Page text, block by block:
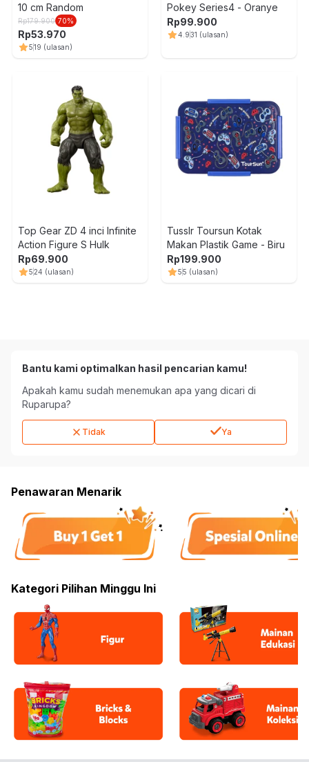
10 cm Random
Rp179.900 70%
Rp53.970
519 (ulasan)
Pokey Series4 - Oranye
Rp99.900
4.931 (ulasan)
Top Gear ZD 4 inci Infinite
Action Figure S Hulk
Rp69.900
524 (ulasan)
Tusslr Toursun Kotak
Makan Plastik Game - Biru
Rp199.900
55 (ulasan)
Bantu kami optimalkan hasil pencarian kamu!
Apakah kamu sudah menemukan apa yang dicari di
Ruparupa?
Tidak Ya
Penawaran Menarik
Kategori Pilihan Minggu Ini